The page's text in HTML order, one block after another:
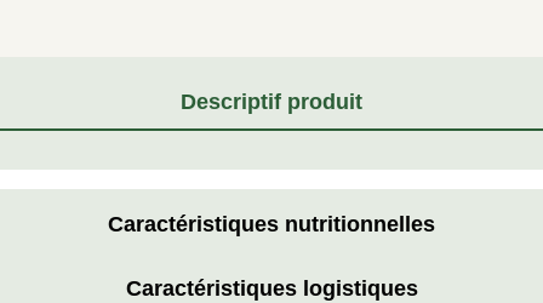
Descriptif produit
Caractéristiques nutritionnelles
Caractéristiques logistiques